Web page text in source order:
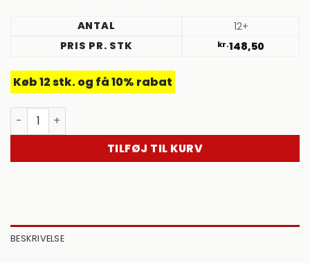
ANTAL
12+
PRIS PR. STK
kr.148,50
Køb 12 stk. og få 10% rabat
2021 Symposium, Raguenot. Bordeaux. Frankrig. antal
TILFØJ TIL KURV
BESKRIVELSE